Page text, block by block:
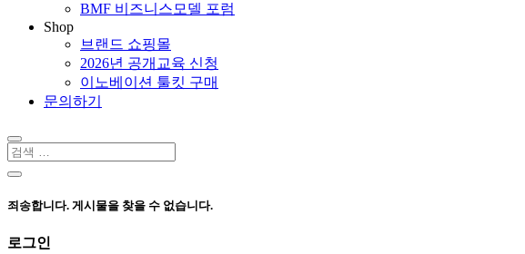
BMF 비즈니스모델 포럼
Shop
브랜드 쇼핑몰
2026년 공개교육 신청
이노베이션 툴킷 구매
문의하기
죄송합니다. 게시물을 찾을 수 없습니다.
로그인